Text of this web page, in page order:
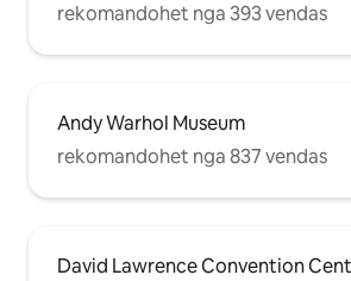
rekomandohet nga 393 vendas
Andy Warhol Museum
rekomandohet nga 837 vendas
David Lawrence Convention